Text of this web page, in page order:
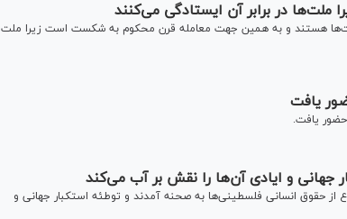
در برابر آن ایستادگی می‌کنند
هستند و به همین جهت معامله قرن محکوم‌ به شکست است زیرا ملت
یافت
یافت.
جهانی و ایادی آن‌ها را نقش بر آب می‌کند
از حقوق انسانی فلسطینی‌ها به صحنه آمدند و توطئه استکبار جهانی و